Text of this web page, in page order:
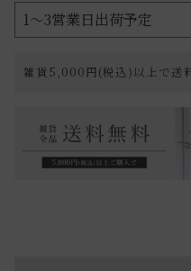
雑貨5,000円(税込)以上で送